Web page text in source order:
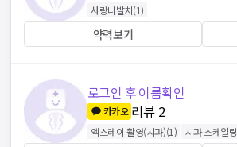
사랑니발치(1)
약력보기
로그인 후 이름확인
카카오 리뷰 2
엑스레이 촬영(치과)(1) 치과 스케일링